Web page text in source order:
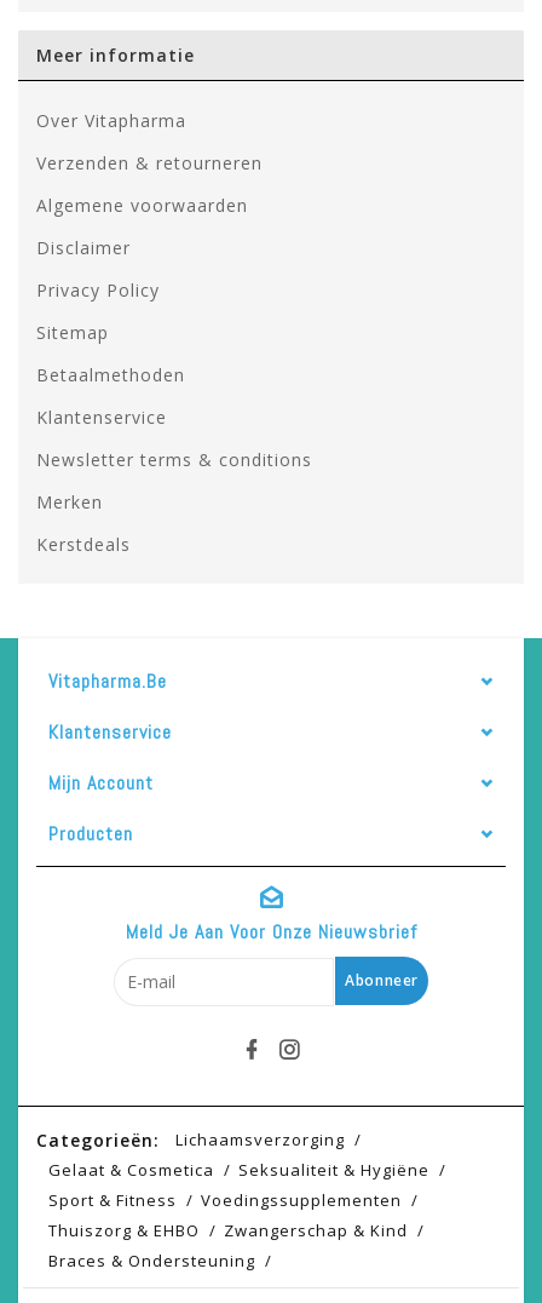
Meer informatie
Over Vitapharma
Verzenden & retourneren
Algemene voorwaarden
Disclaimer
Privacy Policy
Sitemap
Betaalmethoden
Klantenservice
Newsletter terms & conditions
Merken
Kerstdeals
Vitapharma.be
Klantenservice
Mijn Account
Producten
Meld Je Aan Voor Onze Nieuwsbrief
Abonneer
Categorieën:
Lichaamsverzorging
Gelaat & Cosmetica
Seksualiteit & Hygiëne
Sport & Fitness
Voedingssupplementen
Thuiszorg & EHBO
Zwangerschap & Kind
Braces & Ondersteuning